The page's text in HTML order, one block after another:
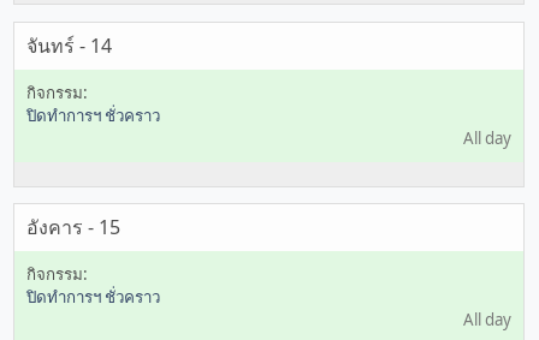
จันทร์ - 14
ปิดทำการฯ ชั่วคราว
All day
อังคาร - 15
ปิดทำการฯ ชั่วคราว
All day